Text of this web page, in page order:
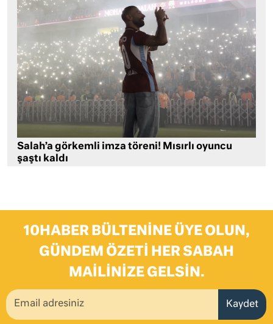
Salah’a görkemli imza töreni! Mısırlı oyuncu
şaştı kaldı
10HABER BÜLTENINE ÜYE OLUN,
GÜNDEM ÖZETI HER SABAH
MAILINIZE GELSIN.
Kaydet